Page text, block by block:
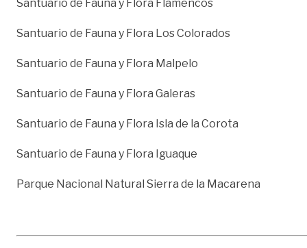
Santuario de Fauna y Flora Flamencos
Santuario de Fauna y Flora Los Colorados
Santuario de Fauna y Flora Malpelo
Santuario de Fauna y Flora Galeras
Santuario de Fauna y Flora Isla de la Corota
Santuario de Fauna y Flora Iguaque
Parque Nacional Natural Sierra de la Macarena